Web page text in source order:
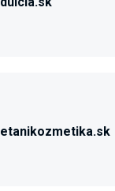
etanikozmetika.sk